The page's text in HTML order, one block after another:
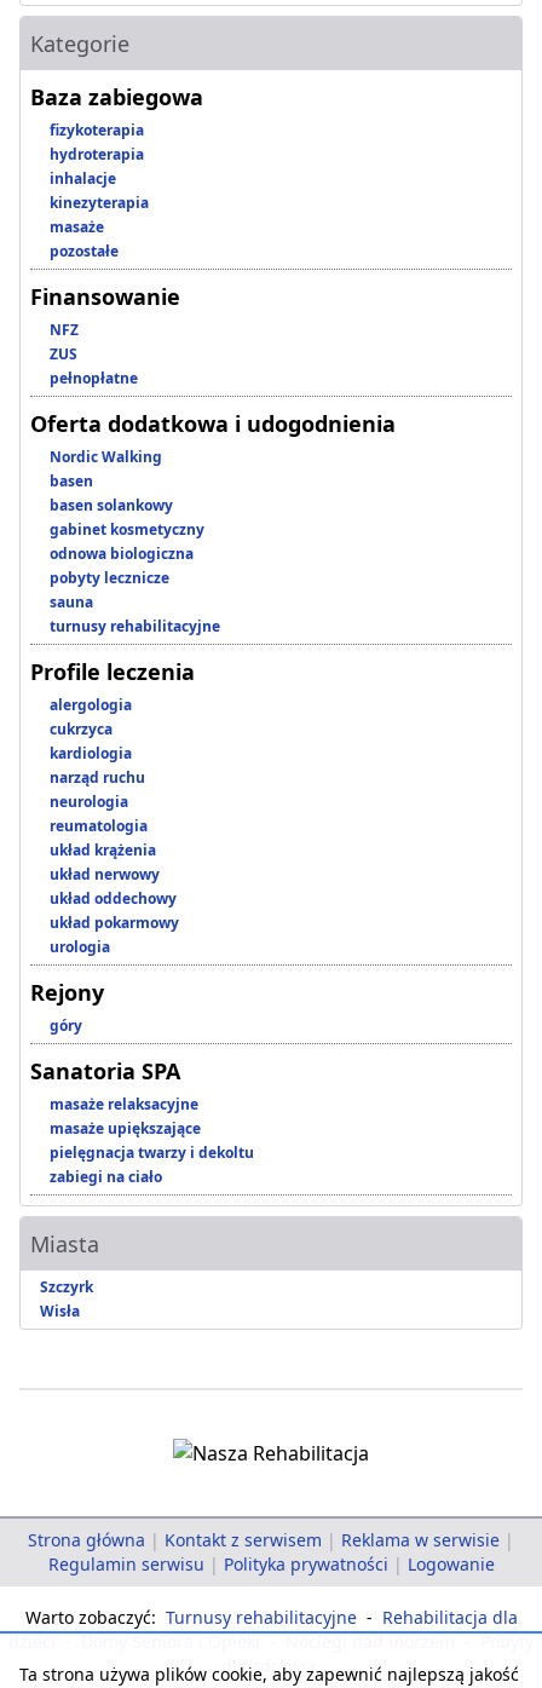
Kategorie
Baza zabiegowa
fizykoterapia
hydroterapia
inhalacje
kinezyterapia
masaże
pozostałe
Finansowanie
NFZ
ZUS
pełnopłatne
Oferta dodatkowa i udogodnienia
Nordic Walking
basen
basen solankowy
gabinet kosmetyczny
odnowa biologiczna
pobyty lecznicze
sauna
turnusy rehabilitacyjne
Profile leczenia
alergologia
cukrzyca
kardiologia
narząd ruchu
neurologia
reumatologia
układ krążenia
układ nerwowy
układ oddechowy
układ pokarmowy
urologia
Rejony
góry
Sanatoria SPA
masaże relaksacyjne
masaże upiększające
pielęgnacja twarzy i dekoltu
zabiegi na ciało
Miasta
Szczyrk
Wisła
Strona główna | Kontakt z serwisem | Reklama w serwisie |
Regulamin serwisu | Polityka prywatności | Logowanie
Warto zobaczyć: Turnusy rehabilitacyjne - Rehabilitacja dla
dzieci - Domy Seniora i Opieki - Noclegi nad morzem - Pobyty
dla zdrowia
Ta strona używa plików cookie, aby zapewnić najlepszą jakość